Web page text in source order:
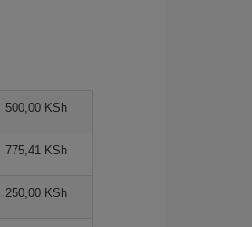
500,00 KSh
775,41 KSh
250,00 KSh